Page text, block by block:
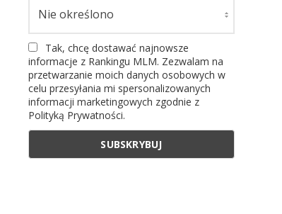
Tak, chcę dostawać najnowsze
informacje z Rankingu MLM. Zezwalam na
przetwarzanie moich danych osobowych w
celu przesyłania mi spersonalizowanych
informacji marketingowych zgodnie z
Polityką Prywatności.